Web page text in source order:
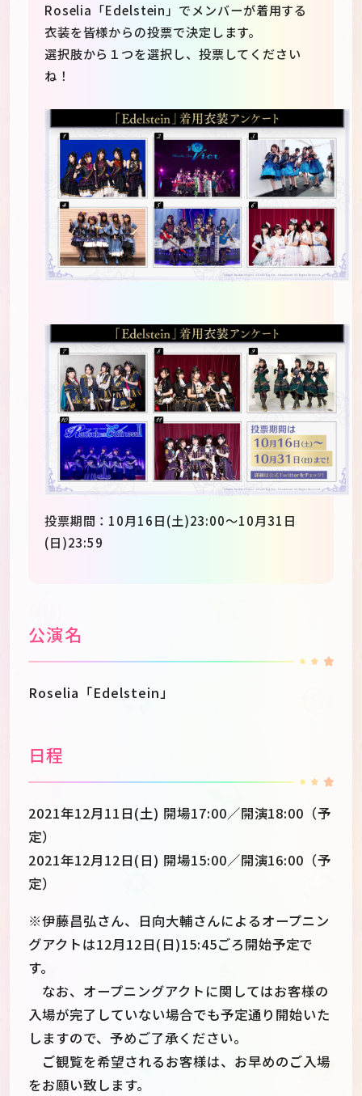
Roselia「Edelstein」でメンバーが着用する
衣装を皆様からの投票で決定します。
選択肢から１つを選択し、投票してください
ね！
投票期間：10月16日(土)23:00〜10月31日
(日)23:59
公演名
Roselia「Edelstein」
日程
2021年12月11日(土) 開場17:00／開演18:00（予
定）
2021年12月12日(日) 開場15:00／開演16:00（予
定）
※伊藤昌弘さん、日向大輔さんによるオープニン
グアクトは12月12日(日)15:45ごろ開始予定で
す。
なお、オープニングアクトに関してはお客様の
入場が完了していない場合でも予定通り開始いた
しますので、予めご了承ください。
ご観覧を希望されるお客様は、お早めのご入場
をお願い致します。